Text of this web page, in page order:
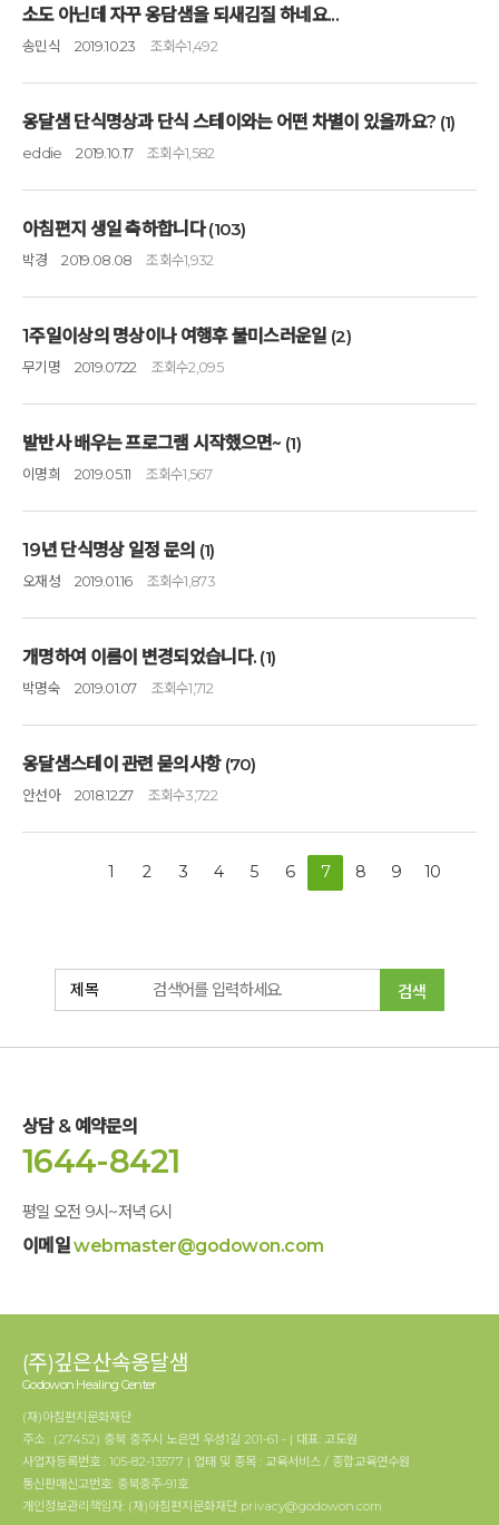
소도 아닌데 자꾸 옹담샘을 되새김질 하네요...
송민식 2019.10.23 조회수1,492
옹달샘 단식명상과 단식 스테이와는 어떤 차별이 있을까요? (1)
eddie 2019.10.17 조회수1,582
아침편지 생일 축하합니다(103)
박경 2019.08.08 조회수1,932
1주일이상의 명상이나 여행후 불미스러운일 (2)
무기명 2019.07.22 조회수2,095
발반사 배우는 프로그램 시작했으면~ (1)
이명희 2019.05.11 조회수1,567
19년 단식명상 일정 문의 (1)
오재성 2019.01.16 조회수1,873
개명하여 이름이 변경되었습니다. (1)
박명숙 2019.01.07 조회수1,712
옹달샘스테이 관련 묻의사항 (70)
안선아 2018.12.27 조회수3,722
1 2 3 4 5 6 7 8 9 10
검색
상담 & 예약문의
1644-8421
평일 오전 9시~저녁 6시
이메일webmaster@godowon.com
(주)깊은산속옹달샘
Godowon Healing Center
(재)아침편지문화재단
주소 : (27452) 충북 충주시 노은면 우성1길 201-61 - | 대표: 고도원
사업자등록번호 : 105-82-13577 | 업태 및 종목 : 교육서비스 / 종합교육연수원
통신판매신고번호: 충북충주-91호
개인정보관리책임자: (재)아침편지문화재단 privacy@godowon.com